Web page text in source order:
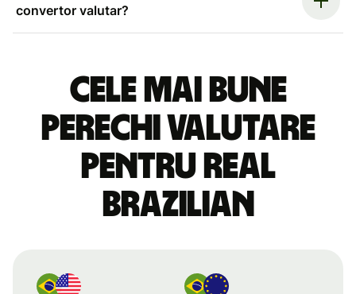
convertor valutar?
Cele mai bune
perechi valutare
pentru real
brazilian